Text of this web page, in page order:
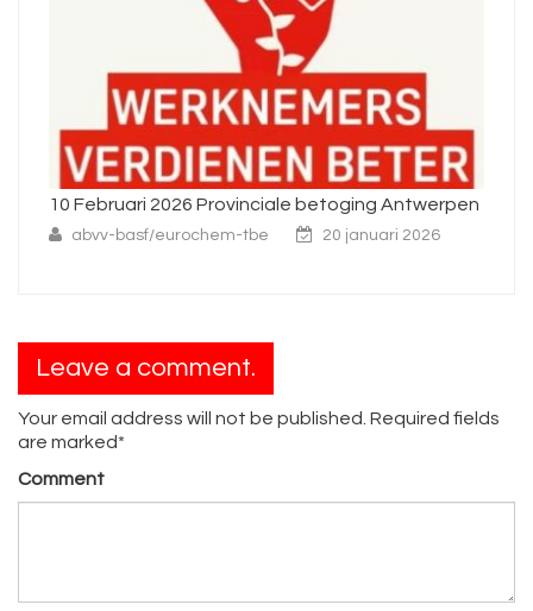
10 Februari 2026 Provinciale betoging Antwerpen
abvv-basf/eurochem-tbe 20 januari 2026
Leave a comment.
Your email address will not be published. Required fields
are marked*
Comment